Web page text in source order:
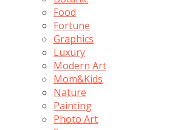
Food
Fortune
Graphics
Luxury
Modern Art
Mom&Kids
Nature
Painting
Photo Art